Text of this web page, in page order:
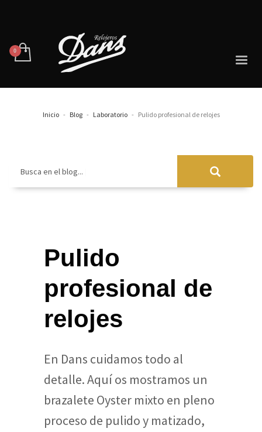
Inicio Blog Laboratorio Pulido profesional de relojes
Busca en el blog...
Pulido
profesional de
relojes
En Dans cuidamos todo al
detalle.Aquí os mostramos un
brazalete Oyster mixto en pleno
proceso de pulido y matizado,